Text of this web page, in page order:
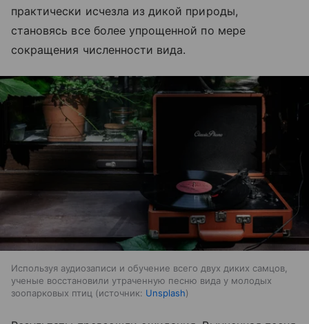
практически исчезла из дикой природы,
становясь все более упрощенной по мере
сокращения численности вида.
Используя аудиозаписи и обучение всего двух диких самцов,
ученые восстановили утраченную песню вида у молодых
зоопарковых птиц
источник: Unsplash